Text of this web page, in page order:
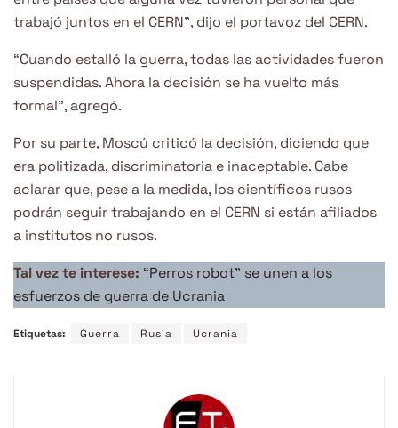
trabajó juntos en el CERN”, dijo el portavoz del CERN.
“Cuando estalló la guerra, todas las actividades fueron
suspendidas. Ahora la decisión se ha vuelto más
formal”, agregó.
Por su parte, Moscú criticó la decisión, diciendo que
era politizada, discriminatoria e inaceptable. Cabe
aclarar que, pese a la medida, los científicos rusos
podrán seguir trabajando en el CERN si están afiliados
a institutos no rusos.
Tal vez te interese: “Perros robot” se unen a los
esfuerzos de guerra de Ucrania
Etiquetas: Guerra Rusia Ucrania